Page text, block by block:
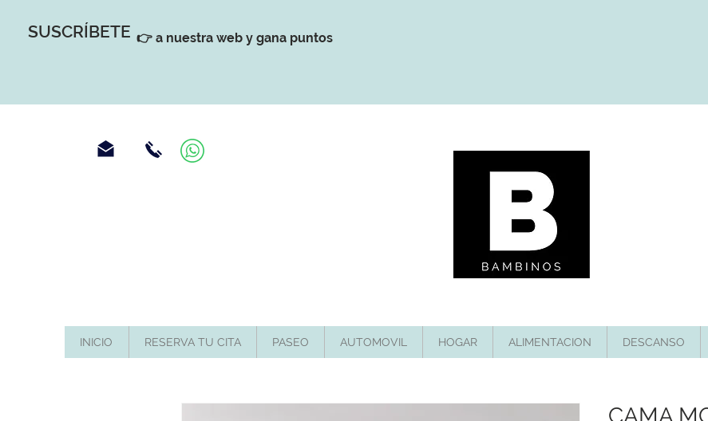
SUSCRÍBETE 👉 a nuestra web y gana puntos
INICIO RESERVA TU CITA PASEO AUTOMOVIL HOGAR ALIMENTACION DESCANSO